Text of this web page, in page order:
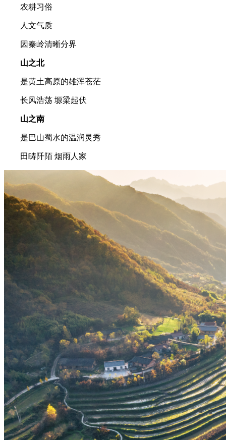
农耕习俗
人文气质
因秦岭清晰分界
山之北
是黄土高原的雄浑苍茫
长风浩荡 塬梁起伏
山之南
是巴山蜀水的温润灵秀
田畴阡陌 烟雨人家